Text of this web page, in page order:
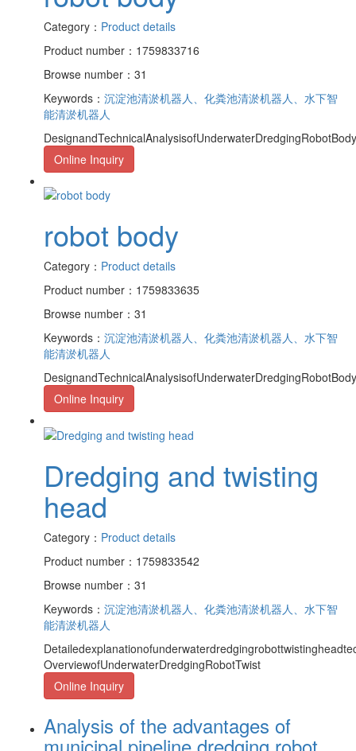
Category： Product details
Product number：1759833716
Browse number：31
Keywords： 沉淀池清淤机器人、化粪池清淤机器人、水下智
能清淤机器人
Online Inquiry
robot body
Category： Product details
Product number：1759833635
Browse number：31
Keywords： 沉淀池清淤机器人、化粪池清淤机器人、水下智
能清淤机器人
Online Inquiry
Dredging and twisting
head
Category： Product details
Product number：1759833542
Browse number：31
Keywords： 沉淀池清淤机器人、化粪池清淤机器人、水下智
能清淤机器人
OverviewofUnderwaterDredgingRobotTwist
Online Inquiry
Analysis of the advantages of